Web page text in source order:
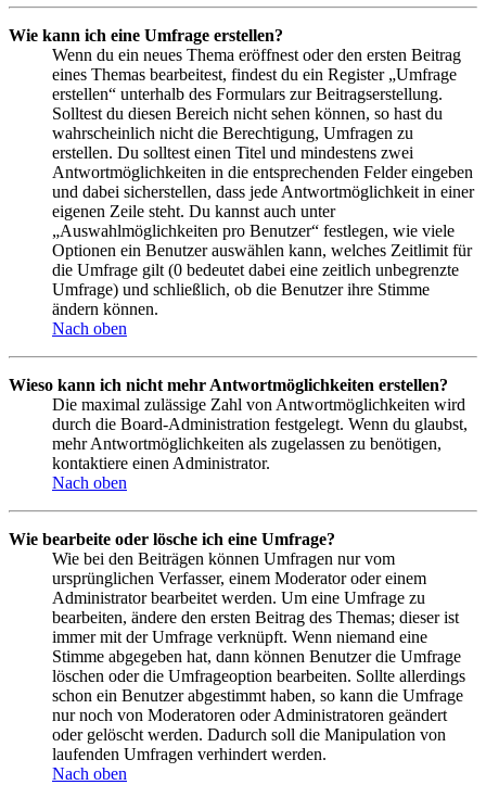
Wie kann ich eine Umfrage erstellen?
Wenn du ein neues Thema eröffnest oder den ersten Beitrag
eines Themas bearbeitest, findest du ein Register „Umfrage
erstellen“ unterhalb des Formulars zur Beitragserstellung.
Solltest du diesen Bereich nicht sehen können, so hast du
wahrscheinlich nicht die Berechtigung, Umfragen zu
erstellen. Du solltest einen Titel und mindestens zwei
Antwortmöglichkeiten in die entsprechenden Felder eingeben
und dabei sicherstellen, dass jede Antwortmöglichkeit in einer
eigenen Zeile steht. Du kannst auch unter
„Auswahlmöglichkeiten pro Benutzer“ festlegen, wie viele
Optionen ein Benutzer auswählen kann, welches Zeitlimit für
die Umfrage gilt (0 bedeutet dabei eine zeitlich unbegrenzte
Umfrage) und schließlich, ob die Benutzer ihre Stimme
ändern können.
Nach oben
Wieso kann ich nicht mehr Antwortmöglichkeiten erstellen?
Die maximal zulässige Zahl von Antwortmöglichkeiten wird
durch die Board-Administration festgelegt. Wenn du glaubst,
mehr Antwortmöglichkeiten als zugelassen zu benötigen,
kontaktiere einen Administrator.
Nach oben
Wie bearbeite oder lösche ich eine Umfrage?
Wie bei den Beiträgen können Umfragen nur vom
ursprünglichen Verfasser, einem Moderator oder einem
Administrator bearbeitet werden. Um eine Umfrage zu
bearbeiten, ändere den ersten Beitrag des Themas; dieser ist
immer mit der Umfrage verknüpft. Wenn niemand eine
Stimme abgegeben hat, dann können Benutzer die Umfrage
löschen oder die Umfrageoption bearbeiten. Sollte allerdings
schon ein Benutzer abgestimmt haben, so kann die Umfrage
nur noch von Moderatoren oder Administratoren geändert
oder gelöscht werden. Dadurch soll die Manipulation von
laufenden Umfragen verhindert werden.
Nach oben